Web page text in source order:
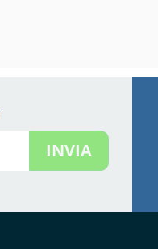
INVIA